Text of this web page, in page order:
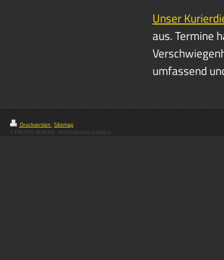
Unser
aus. Termine
umfassend
Druckversion|Sitemap
© FREITAL-KURIER - Kurierdienste Gaitzsch